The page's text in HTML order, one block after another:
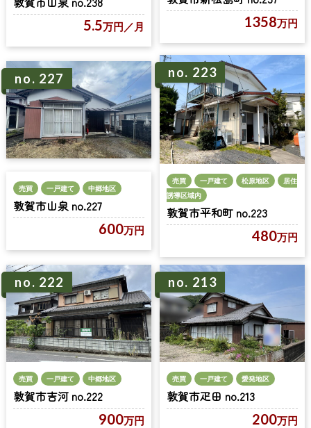
5.5万円 ／月 1358万円
no. 227
売買 一戸建て 中郷地区
敦賀市山泉 no.227
600万円
no. 223
売買 一戸建て 松原地区
居住
誘導区域内
敦賀市平和町 no.223
480万円
no. 222
売買 一戸建て 中郷地区
敦賀市吉河 no.222
900万円
no. 213
売買 一戸建て 愛発地区
敦賀市疋田 no.213
200万円